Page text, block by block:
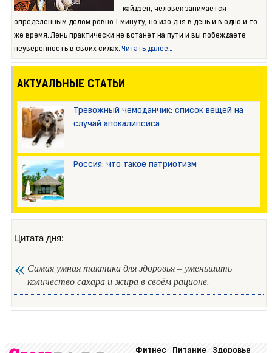
кайдзен, человек занимается
определенным делом ровно 1 минуту, но изо дня в день и в одно и то
же время. Лень практически не встанет на пути и вы побеждаете
неуверенность в своих силах. Читать далее...
АКТУАЛЬНЫЕ СТАТЬИ
Тревожный чемоданчик: список вещей на
случай апокалипсиса
Россия: что такое патриотизм
Цитата дня:
Самая умная тактика для здоровья – уменьшить
количество сахара и жира в своём рационе.
Фитнес Питание Здоровье